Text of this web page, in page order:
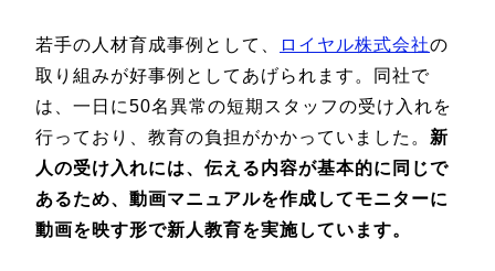
若手の人材育成事例として、 ロイヤル株式会社の
取り組みが好事例としてあげられます。同社で
は、一日に50名異常の短期スタッフの受け入れを
行っており、教育の負担がかかっていました。 新
人の受け入れには、伝える内容が基本的に同じで
あるため、動画マニュアルを作成してモニターに
動画を映す形で新人教育を実施しています。